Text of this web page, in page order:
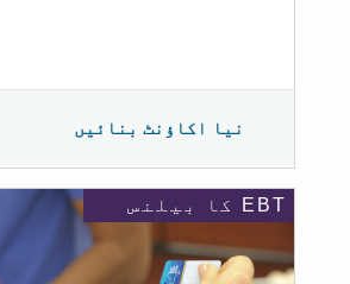
نیا اکاؤنٹ بنائیں
EBT کا بیلنس